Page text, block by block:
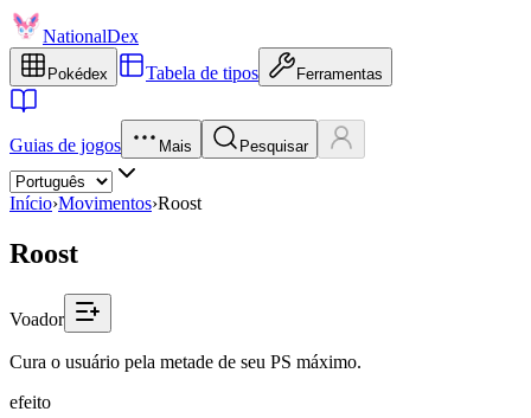
NationalDex
Pokédex Tabela de tipos Ferramentas
Guias de jogos Mais Pesquisar
Início›Movimentos›Roost
Roost
Voador
Cura o usuário pela metade de seu PS máximo.
efeito